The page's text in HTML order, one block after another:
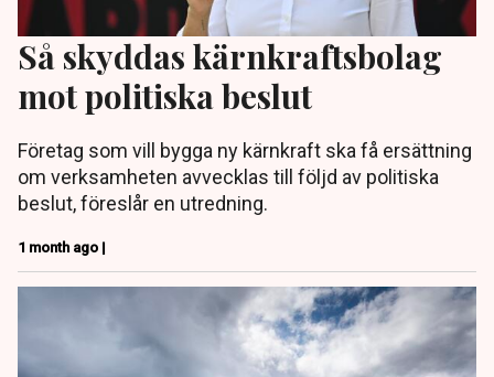
Så skyddas kärnkraftsbolag
mot politiska beslut
Företag som vill bygga ny kärnkraft ska få ersättning
om verksamheten avvecklas till följd av politiska
beslut, föreslår en utredning.
1 month ago |